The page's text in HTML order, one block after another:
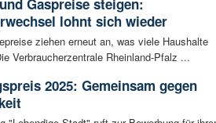
lohnt sich wieder
ziehen erneut an, was viele Haushalte
Verbraucherzentrale Rheinland-Pfalz ...
2025: Gemeinsam gegen